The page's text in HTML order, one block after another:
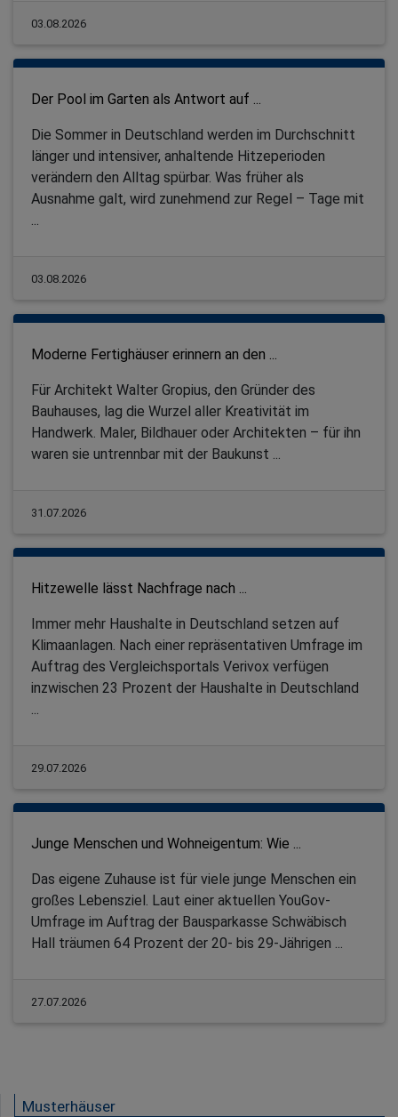
03.08.2026
Der Pool im Garten als Antwort auf ...
Die Sommer in Deutschland werden im Durchschnitt
länger und intensiver, anhaltende Hitzeperioden
verändern den Alltag spürbar. Was früher als
Ausnahme galt, wird zunehmend zur Regel – Tage mit
...
03.08.2026
Moderne Fertighäuser erinnern an den ...
Für Architekt Walter Gropius, den Gründer des
Bauhauses, lag die Wurzel aller Kreativität im
Handwerk. Maler, Bildhauer oder Architekten – für ihn
waren sie untrennbar mit der Baukunst ...
31.07.2026
Hitzewelle lässt Nachfrage nach ...
Immer mehr Haushalte in Deutschland setzen auf
Klimaanlagen. Nach einer repräsentativen Umfrage im
Auftrag des Vergleichsportals Verivox verfügen
inzwischen 23 Prozent der Haushalte in Deutschland
...
29.07.2026
Junge Menschen und Wohneigentum: Wie ...
Das eigene Zuhause ist für viele junge Menschen ein
großes Lebensziel. Laut einer aktuellen YouGov-
Umfrage im Auftrag der Bausparkasse Schwäbisch
Hall träumen 64 Prozent der 20- bis 29-Jährigen ...
27.07.2026
Musterhäuser